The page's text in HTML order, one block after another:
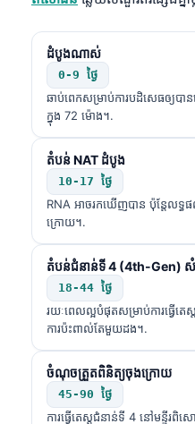
ដំបូងណាស់
0-9 ថ្ងៃ
ឆាប់ពេកសម្រាប់ការបដិសេធឲ្យប
ក្នុង 72 ម៉ោង។.
តំបន់ NAT ដំបូង
10-17 ថ្ងៃ
RNA អាចរកឃើញបាន ប៉ុន្តែលទ្ធ
ក្រោយ។.
តំបន់ជំនាន់ទី 4 (4th-Gen)
18-44 ថ្ងៃ
រយៈពេលល្អបំផុតសម្រាប់ការធ្វើត
ការប៉ះពាល់តែមួយដង។.
ចំណុចត្រួតពិនិត្យចុងក្រោយ
45-90 ថ្ងៃ
ការធ្វើតេស្តជំនាន់ទី 4 នៅមន្ទី